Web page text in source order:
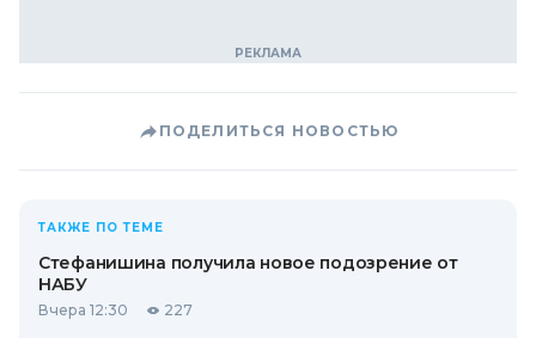
ПОДЕЛИТЬСЯ НОВОСТЬЮ
ТАКЖЕ ПО ТЕМЕ
Стефанишина получила новое подозрение от
НАБУ
Вчера 12:30 227